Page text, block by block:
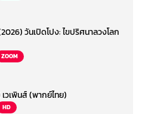
วันเปิดโปง: ไขปริศนาลวงโลก
ZOOM
วเพินส์ (พากย์ไทย)
HD